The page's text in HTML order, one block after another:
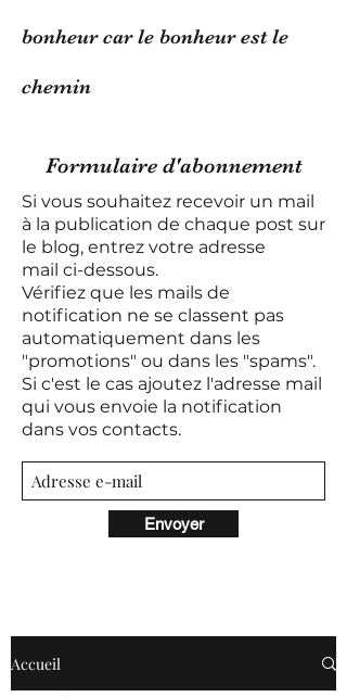
bonheur car le bonheur est le
chemin
Formulaire d'abonnement
Si vous souhaitez recevoir un mail
à la publication de chaque post sur
le blog, entrez votre adresse
mail ci-dessous.
Vérifiez que les mails de
notification ne se classent pas
automatiquement dans les
"promotions" ou dans les "spams".
Si c'est le cas ajoutez l'adresse mail
qui vous envoie la notification
dans vos contacts.
Envoyer
Accueil